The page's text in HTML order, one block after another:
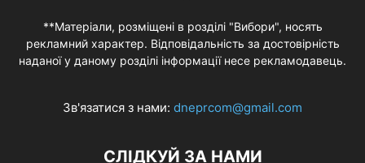
**Матеріали, розміщені в розділі "Вибори", носять
рекламний характер. Відповідальність за достовірність
наданої у даному розділі інформації несе рекламодавець.
Зв'язатися з нами: dneprcom@gmail.com
СЛІДКУЙ ЗА НАМИ